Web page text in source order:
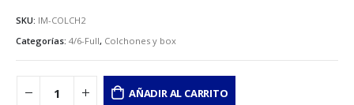
SKU: IM-COLCH2
Categorías: 4/6-Full, Colchones y box
AÑADIR AL CARRITO